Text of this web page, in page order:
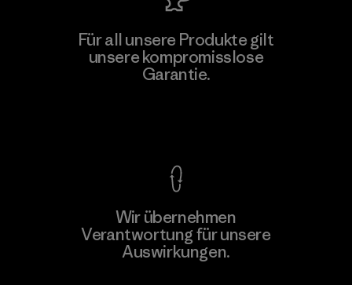
Kwang Viet Garment Co., Ltd
Für all unsere Produkte gilt
unsere kompromisslose
Garantie.
Wir übernehmen
Verantwortung für unsere
Auswirkungen.